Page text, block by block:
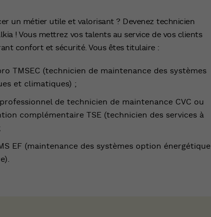
un métier utile et valorisant ? Devenez technicien
! Vous mettrez vos talents au service de vos clients
confort et sécurité. Vous êtes titulaire :
TMSEC (technicien de maintenance des systèmes
et climatiques) ;
de technicien de maintenance CVC ou
complémentaire TSE (technicien des services à
EF (maintenance des systèmes option énergétique